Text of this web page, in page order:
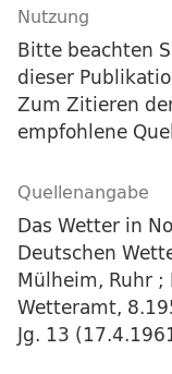
Nutzung
Bitte beachten
dieser
Zum Zitieren
empfohlene
Quellenangabe
Das Wetter in
Deutschen
Mülheim, Ruhr ;
Wetteramt,
Jg. 13